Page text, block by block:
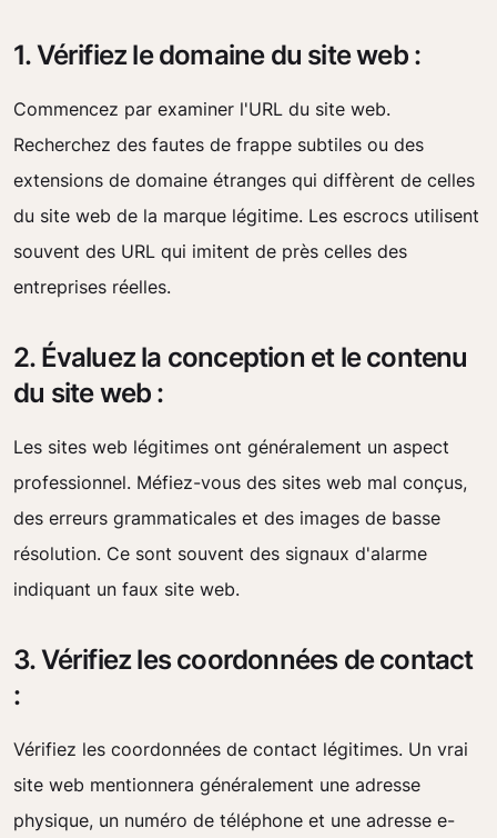
1. Vérifiez le domaine du site web :
Commencez par examiner l'URL du site web.
Recherchez des fautes de frappe subtiles ou des
extensions de domaine étranges qui diffèrent de celles
du site web de la marque légitime. Les escrocs utilisent
souvent des URL qui imitent de près celles des
entreprises réelles.
2. Évaluez la conception et le contenu
du site web :
Les sites web légitimes ont généralement un aspect
professionnel. Méfiez-vous des sites web mal conçus,
des erreurs grammaticales et des images de basse
résolution. Ce sont souvent des signaux d'alarme
indiquant un faux site web.
3. Vérifiez les coordonnées de contact
:
Vérifiez les coordonnées de contact légitimes. Un vrai
site web mentionnera généralement une adresse
physique, un numéro de téléphone et une adresse e-